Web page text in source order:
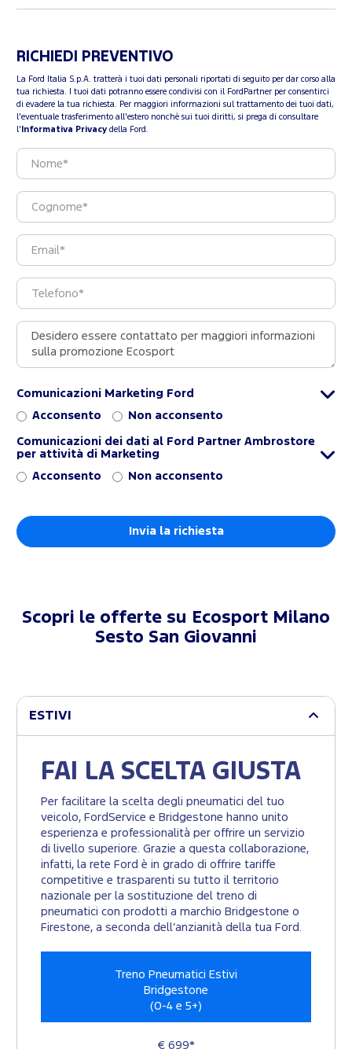
RICHIEDI PREVENTIVO
La Ford Italia S.p.A. tratterà i tuoi dati personali riportati di seguito per dar corso alla
tua richiesta. I tuoi dati potranno essere condivisi con il FordPartner per consentirci
di evadere la tua richiesta. Per maggiori informazioni sul trattamento dei tuoi dati,
l'eventuale trasferimento all'estero nonchè sui tuoi diritti, si prega di consultare
l' Informativa Privacy della Ford.
Comunicazioni Marketing Ford
Acconsento Non acconsento
Comunicazioni dei dati al Ford Partner Ambrostore
per attività di Marketing
Acconsento Non acconsento
Scopri le offerte su Ecosport Milano
Sesto San Giovanni
ESTIVI
FAI LA SCELTA GIUSTA
Per facilitare la scelta degli pneumatici del tuo
veicolo, FordService e Bridgestone hanno unito
esperienza e professionalità per offrire un servizio
di livello superiore. Grazie a questa collaborazione,
infatti, la rete Ford è in grado di offrire tariffe
competitive e trasparenti su tutto il territorio
nazionale per la sostituzione del treno di
pneumatici con prodotti a marchio Bridgestone o
Firestone, a seconda dell’anzianità della tua Ford.
Treno Pneumatici Estivi
Bridgestone
(0-4 e 5+)
€ 699*